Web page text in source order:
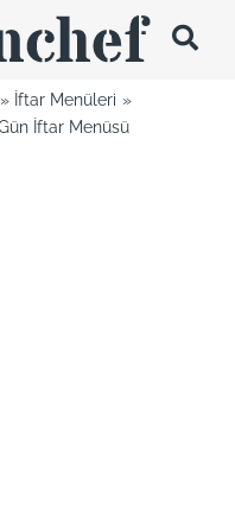
İftar Menüleri
İftar Menüsü